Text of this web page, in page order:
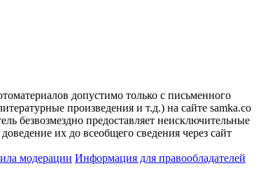
допустимо только с письменного
произведения и т.д.) на сайте samka.co
безвозмездно предоставляет неисключительные
их до всеобщего сведения через сайт
модерации Информация для правообладателей